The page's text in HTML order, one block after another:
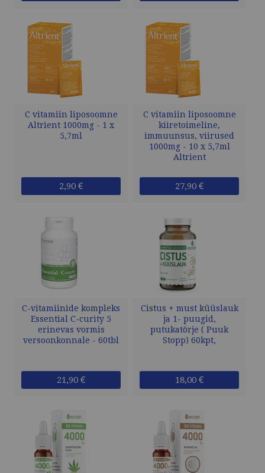
C vitamiin liposoomne
Altrient 1000mg - 1 x
5,7ml
2,90 €
C vitamiin liposoomne
kiiretoimeline,
immuunsus, viirused
1000mg - 10 x 5,7ml
Altrient
27,90 €
C-vitamiinide kompleks
Essential C-curity 5
erinevas vormis
versoonkonnale - 60tbl
21,90 €
Cistus + must küüslauk
ja 1- puugid,
putukatõrje ( Puuk
Stopp) 60kpt,
18,00 €